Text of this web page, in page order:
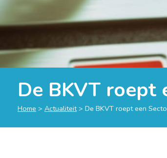
De BKVT roept
Home > Actualiteit> De BKVT roept een